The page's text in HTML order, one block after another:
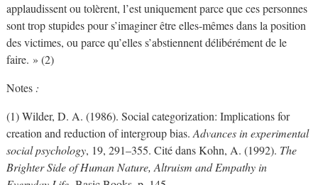
applaudissent ou tolèrent, l’est uniquement parce que ces personnes
sont trop stupides pour s’imaginer être elles-mêmes dans la position
des victimes, ou parce qu’elles s’abstiennent délibérément de le
faire. » (2)
Notes :
(1) Wilder, D. A. (1986). Social categorization: Implications for
creation and reduction of intergroup bias.Advances in experimental
social psychology, 19, 291–355. Cité dans Kohn, A. (1992). The
Brighter Side of Human Nature, Altruism and Empathy in